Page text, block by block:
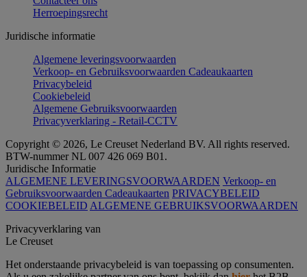
Herroepingsrecht
Juridische informatie
Algemene leveringsvoorwaarden
Verkoop- en Gebruiksvoorwaarden Cadeaukaarten
Privacybeleid
Cookiebeleid
Algemene Gebruiksvoorwaarden
Privacyverklaring - Retail-CCTV
Copyright © 2026, Le Creuset Nederland BV. All rights reserved.
BTW-nummer NL 007 426 069 B01.
Juridische Informatie
ALGEMENE LEVERINGSVOORWAARDEN Verkoop- en
Gebruiksvoorwaarden Cadeaukaarten PRIVACYBELEID
COOKIEBELEID ALGEMENE GEBRUIKSVOORWAARDEN
Privacyverklaring van
Le Creuset
Het onderstaande privacybeleid is van toepassing op consumenten.